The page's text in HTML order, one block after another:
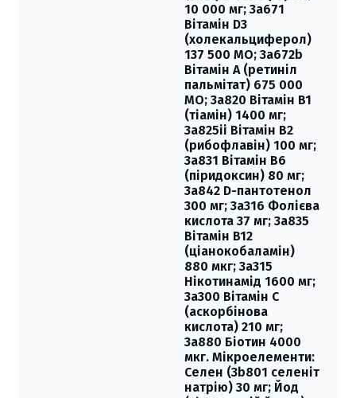
10 000 мг; 3a671
Вітамін D3
(холекальциферол)
137 500 МО; 3a672b
Вітамін А (ретиніл
пальмітат) 675 000
МО; 3a820 Вітамін B1
(тіамін) 1400 мг;
3a825ii Вітамін B2
(рибофлавін) 100 мг;
3a831 Вітамін B6
(піридоксин) 80 мг;
3a842 D-пантотенол
300 мг; 3a316 Фолієва
кислота 37 мг; 3a835
Вітамін B12
(ціанокобаламін)
880 мкг; 3a315
Нікотинамід 1600 мг;
3a300 Вітамін С
(аскорбінова
кислота) 210 мг;
3a880 Біотин 4000
мкг. Мікроелементи:
Селен (3b801 селеніт
натрію) 30 мг; Йод